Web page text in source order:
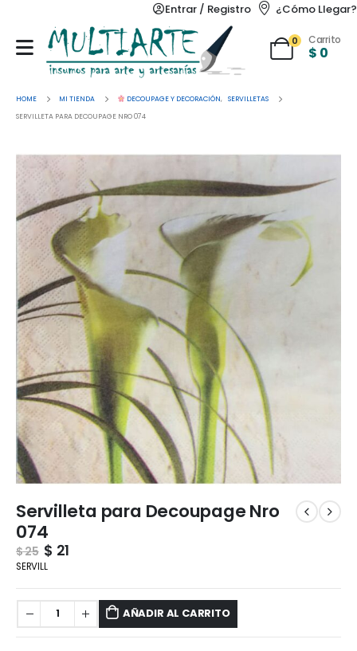
Entrar / Registro ¿Cómo Llegar?
0 Carrito
$ 0
HOME MI TIENDA DECOUPAGE Y DECORACIÓN, SERVILLETAS
SERVILLETA PARA DECOUPAGE NRO 074
Servilleta para Decoupage Nro
074
$25 $ 21
SERVILL
AÑADIR AL CARRITO